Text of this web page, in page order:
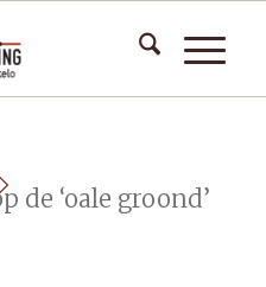
de ‘oale groond’